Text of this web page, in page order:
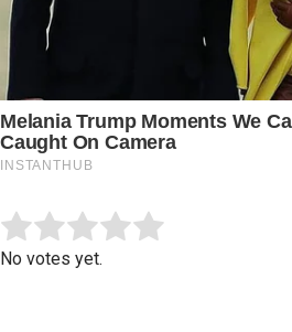
Rate this item:
No votes yet.